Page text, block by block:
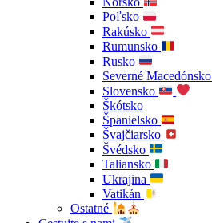
Poľsko
Rakúsko
Rumunsko
Rusko
Severné Macedónsko
Slovensko
Škótsko
Španielsko
Švajčiarsko
Švédsko
Taliansko
Ukrajina
Vatikán
Ostatné